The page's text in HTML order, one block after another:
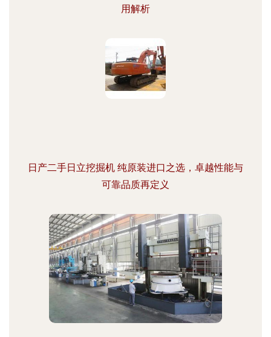
用解析
日产二手日立挖掘机 纯原装进口之选，卓越性能与
可靠品质再定义